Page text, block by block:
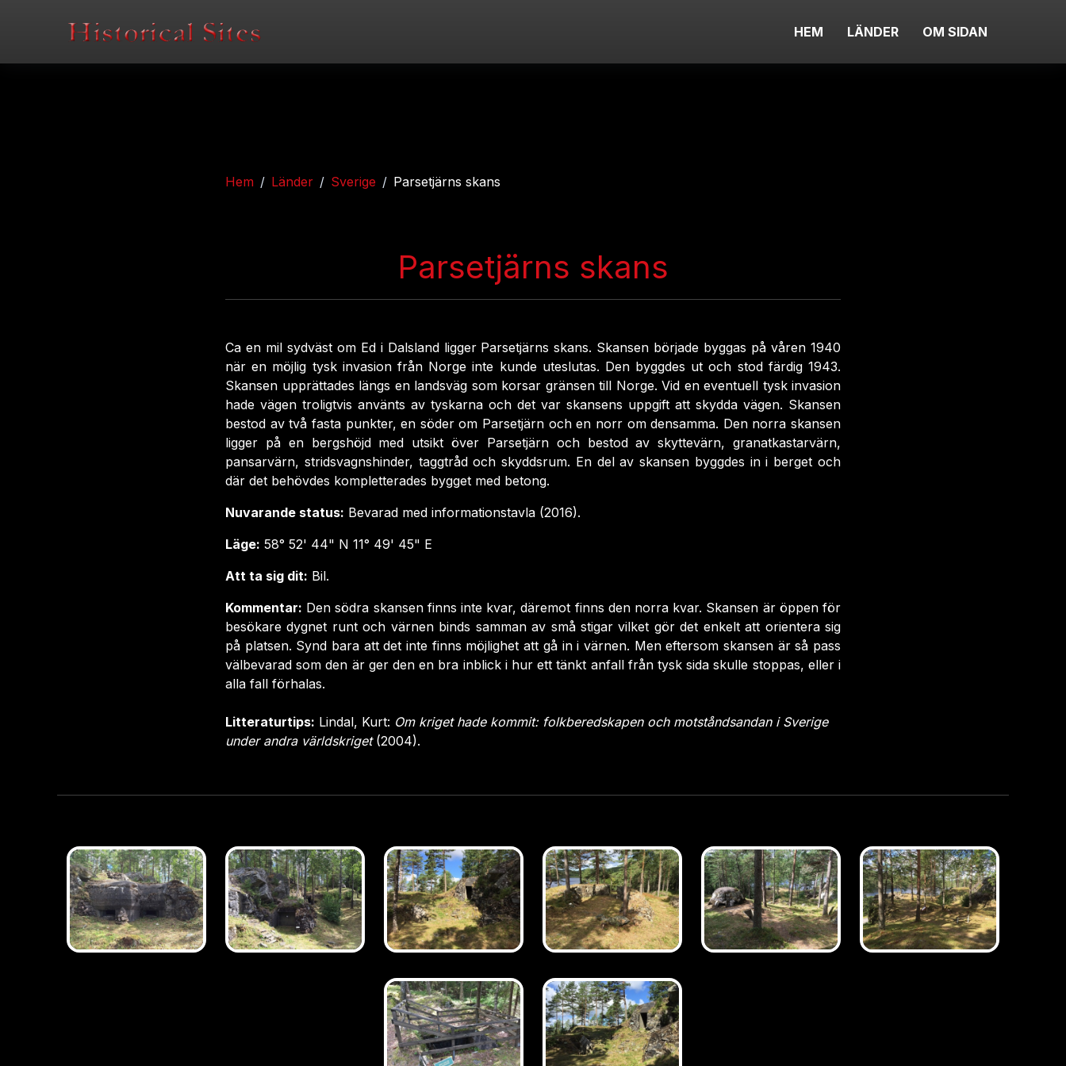
HEM LÄNDER OM SIDAN
Hem Länder Sverige Parsetjärns skans
Parsetjärns skans
Ca en mil sydväst om Ed i Dalsland ligger Parsetjärns skans. Skansen började byggas på våren 1940
när en möjlig tysk invasion från Norge inte kunde uteslutas. Den byggdes ut och stod färdig 1943.
Skansen upprättades längs en landsväg som korsar gränsen till Norge. Vid en eventuell tysk invasion
hade vägen troligtvis använts av tyskarna och det var skansens uppgift att skydda vägen. Skansen
bestod av två fasta punkter, en söder om Parsetjärn och en norr om densamma. Den norra skansen
ligger på en bergshöjd med utsikt över Parsetjärn och bestod av skyttevärn, granatkastarvärn,
pansarvärn, stridsvagnshinder, taggtråd och skyddsrum. En del av skansen byggdes in i berget och
där det behövdes kompletterades bygget med betong.
Nuvarande status: Bevarad med informationstavla (2016).
Läge: 58° 52' 44" N 11° 49' 45" E
Att ta sig dit: Bil.
Kommentar: Den södra skansen finns inte kvar, däremot finns den norra kvar. Skansen är öppen för
besökare dygnet runt och värnen binds samman av små stigar vilket gör det enkelt att orientera sig
på platsen. Synd bara att det inte finns möjlighet att gå in i värnen. Men eftersom skansen är så pass
välbevarad som den är ger den en bra inblick i hur ett tänkt anfall från tysk sida skulle stoppas, eller i
alla fall förhalas.
Litteraturtips: Lindal, Kurt: Om kriget hade kommit: folkberedskapen och motståndsandan i Sverige
under andra världskriget (2004).